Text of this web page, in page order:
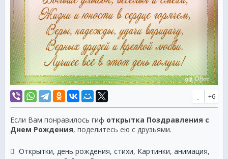
+6
Если Вам понравилось гиф открытка Поздравления с
Днем Рождения, поделитесь ею с друзьями.
Открытки, день рождения, стихи, Картинки, анимация,